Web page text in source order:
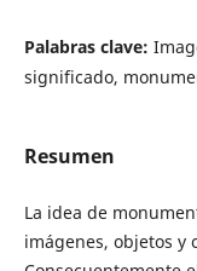
Palabras clave:
significado,
Resumen
La idea de
imágenes, objetos y